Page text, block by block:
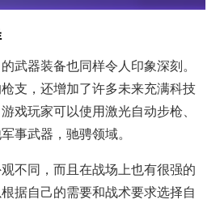
武器装备也同样令人印象深刻。
支，还增加了许多未来充满科技
戏玩家可以使用激光自动步枪、
事武器，驰骋领域。
不同，而且在战场上也有很强的
据自己的需要和战术要求选择自